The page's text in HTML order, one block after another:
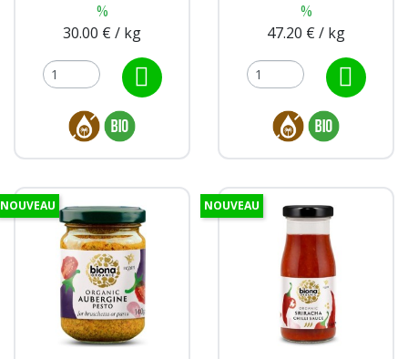
%
30.00 € / kg
%
47.20 € / kg
NOUVEAU NOUVEAU